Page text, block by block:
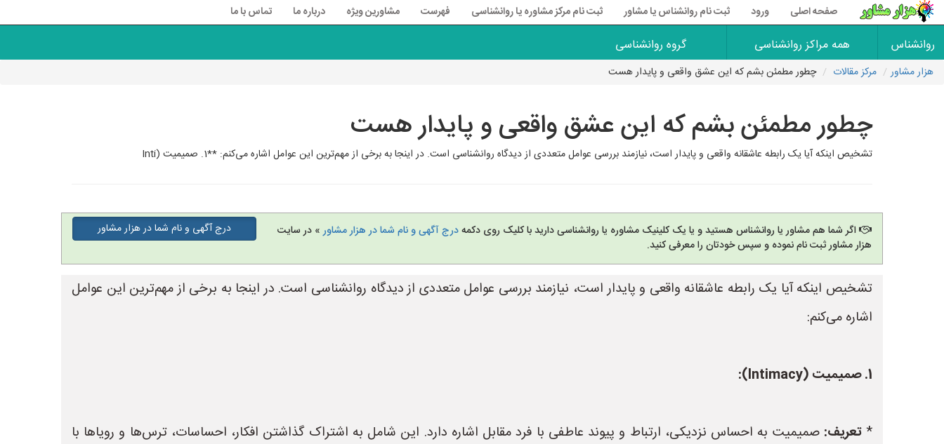
صفحه اصلی ورود ثبت نام روانشناس یا مشاور ثبت نام مرکز مشاوره یا روانشناسی فهرست مشاورین ویژه درباره ما تماس با ما
روانشناس همه مراکز روانشناسی گروه روانشناسی
هزار مشاور مرکز مقالات چطور مطمئن بشم که این عشق واقعی و پایدار هست
چطور مطمئن بشم که این عشق واقعی و پایدار هست
تشخیص اینکه آیا یک رابطه عاشقانه واقعی و پایدار است، نیازمند بررسی عوامل متعددی از دیدگاه روانشناسی است. در اینجا به برخی از مهم‌ترین این عوامل اشاره می‌کنم: **1. صمیمیت (Inti
اگر شما هم مشاور یا روانشناس هستید و یا یک کلینیک مشاوره یا روانشناسی دارید با کلیک روی دکمهدرج آگهی و نام شما در هزار مشاور» در سایت
هزار مشاور ثبت نام نموده و سپس خودتان را معرفی کنید.
درج آگهی و نام شما در هزار مشاور
تشخیص اینکه آیا یک رابطه عاشقانه واقعی و پایدار است، نیازمند بررسی عوامل متعددی از دیدگاه روانشناسی است. در اینجا به برخی از مهم‌ترین این عوامل
اشاره می‌کنم:
1. صمیمیت (Intimacy):
*تعریف: صمیمیت به احساس نزدیکی، ارتباط و پیوند عاطفی با فرد مقابل اشاره دارد. این شامل به اشتراک گذاشتن افکار، احساسات، ترس‌ها و رویاها با